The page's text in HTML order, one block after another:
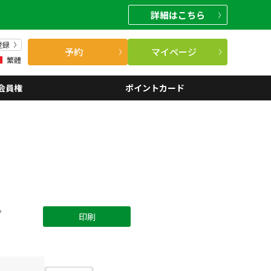
詳細はこちら
録
繁體
予約 マイページ
員権 ポイントカード
印刷